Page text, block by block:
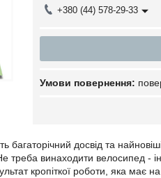
+380 (44) 578-29-33
багаторічний досвід та
треба винаходити велосипед
кропіткої роботи, яка має